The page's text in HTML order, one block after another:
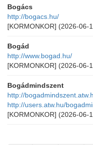
Bogács
http://bogacs.hu/
[KORMONKOR] (2026-06-
Bogád
http://www.bogad.hu/
[KORMONKOR] (2026-06-
Bogádmindszent
http://
http://users.atw.hu/
[KORMONKOR] (2026-06-